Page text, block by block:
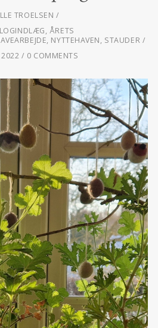
TROELSEN
, ÅRETS
, NYTTEHAVEN, STAUDER
2022
0 COMMENTS